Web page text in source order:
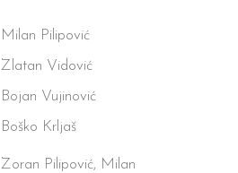
Milan Pilipović
Zlatan Vidović
Bojan Vujinović
Boško Krljaš
Zoran Pilipović, Milan